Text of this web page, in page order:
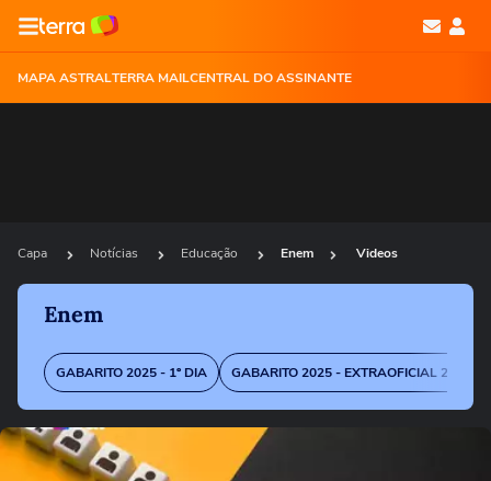
MAPA ASTRALTERRA MAILCENTRAL DO ASSINANTE
Capa Notícias Educação Enem Videos
Enem
GABARITO 2025 - 1º DIA GABARITO 2025 - EXTRAOFICIAL 2º DIA
Ops!